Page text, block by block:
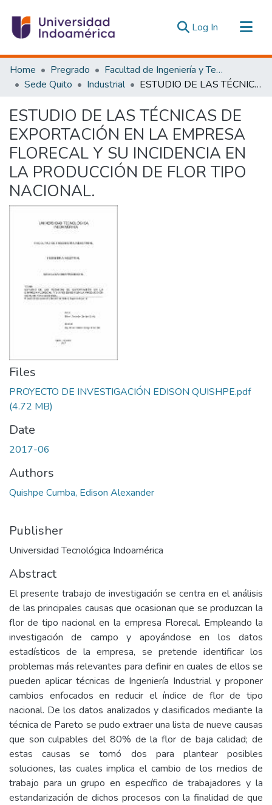
Log In (current)
Communities & Collections
All of DSpace
Estadísticas Externas
Home Pregrado
Facultad de Ingeniería y Tecnologías de la Información y la Comunicación
Sede Quito
Industrial ESTUDIO DE LAS TÉCNICAS DE EXPORTACIÓN EN LA EMPRESA FLORECAL Y SU INCIDENCIA EN LA PRODUCCIÓN DE FLOR TIPO NACIONAL.
ESTUDIO DE LAS TÉCNICAS DE
EXPORTACIÓN EN LA EMPRESA
FLORECAL Y SU INCIDENCIA EN
LA PRODUCCIÓN DE FLOR TIPO
NACIONAL.
Files
PROYECTO DE INVESTIGACIÓN EDISON QUISHPE.pdf
(4.72 MB)
Date
2017-06
Authors
Quishpe Cumba, Edison Alexander
Publisher
Universidad Tecnológica Indoamérica
Abstract
El presente trabajo de investigación se centra en el análisis
de las principales causas que ocasionan que se produzcan la
flor de tipo nacional en la empresa Florecal. Empleando la
investigación de campo y apoyándose en los datos
estadísticos de la empresa, se pretende identificar los
problemas más relevantes para definir en cuales de ellos se
pueden aplicar técnicas de Ingeniería Industrial y proponer
cambios enfocados en reducir el índice de flor de tipo
nacional. De los datos analizados y clasificados mediante la
técnica de Pareto se pudo extraer una lista de nueve causas
que son culpables del 80% de la flor de baja calidad; de
estas causas se tomó dos para plantear posibles
soluciones, las cuales implica el cambio de los medios de
trabajo para un grupo en específico de trabajadores y la
estandarización de dichos procesos con la finalidad de que